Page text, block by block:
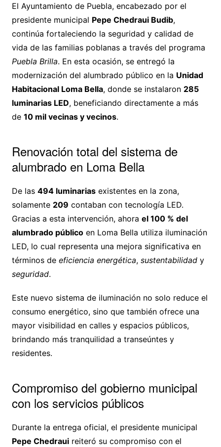
El Ayuntamiento de Puebla, encabezado por el
presidente municipal Pepe Chedraui Budib,
continúa fortaleciendo la seguridad y calidad de
vida de las familias poblanas a través del programa
Puebla Brilla. En esta ocasión, se entregó la
modernización del alumbrado público en la Unidad
Habitacional Loma Bella, donde se instalaron 285
luminarias LED, beneficiando directamente a más
de 10 mil vecinas y vecinos.
Renovación total del sistema de
alumbrado en Loma Bella
De las 494 luminariasexistentes en la zona,
solamente 209 contaban con tecnología LED.
Gracias a esta intervención, ahora el 100 % del
alumbrado públicoen Loma Bella utiliza iluminación
LED, lo cual representa una mejora significativa en
términos de eficiencia energética, sustentabilidady
seguridad.
Este nuevo sistema de iluminación no solo reduce el
consumo energético, sino que también ofrece una
mayor visibilidad en calles y espacios públicos,
brindando más tranquilidad a transeúntes y
residentes.
Compromiso del gobierno municipal
con los servicios públicos
Durante la entrega oficial, el presidente municipal
Pepe Chedrauireiteró su compromiso con el